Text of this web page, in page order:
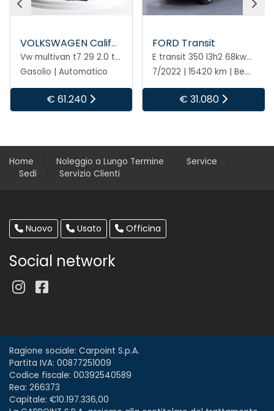
FORD Transit
E transit 350 l3h2 68kwh 184cv trend
€ 31.080
FORD Transit Courier
E transit courier v769 trend 43.6kwh
Elettrica | Automatico
€ 24.850
Home Noleggio a Lungo Termine
Service
Sedi
Servizio Clienti
Nuovo Usato Officina
Social network
Ragione sociale: Carpoint S.p.A.
Partita IVA: 00877251009
Codice fiscale: 00392540589
Rea: 266373
Capitale: €10.197.336,00